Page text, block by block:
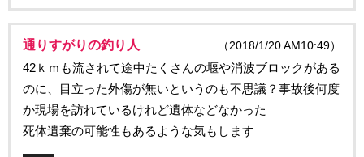
通りすがりの釣り人 （2018/1/20 AM10:49）
42ｋｍも流されて途中たくさんの堰や消波ブロックがある
のに、目立った外傷が無いというのも不思議？事故後何度
か現場を訪れているけれど遺体などなかった
死体遺棄の可能性もあるような気もします